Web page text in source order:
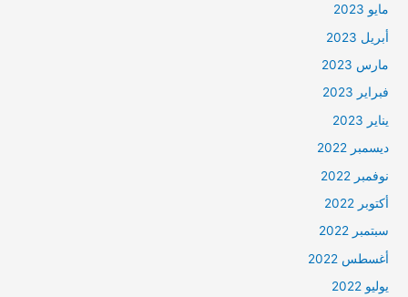
مايو 2023
أبريل 2023
مارس 2023
فبراير 2023
يناير 2023
ديسمبر 2022
نوفمبر 2022
أكتوبر 2022
سبتمبر 2022
أغسطس 2022
يوليو 2022